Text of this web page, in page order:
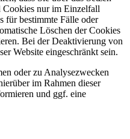
nur im Einzelfall
für bestimmte Fälle oder
Löschen der Cookies
Bei der Deaktivierung von
Website eingeschränkt sein.
oder zu Analysezwecken
im Rahmen dieser
und ggf. eine